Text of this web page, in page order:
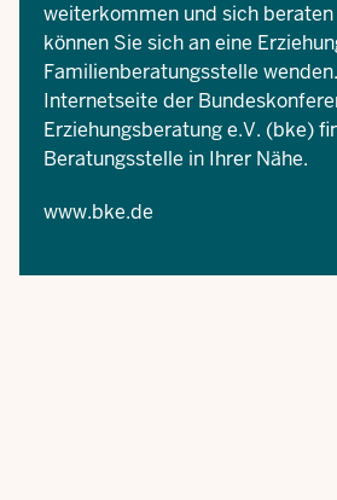
weiterkommen und sich
können Sie sich an eine
Familienberatungsstelle
Internetseite der
Erziehungsberatung e.V. (bke)
Beratungsstelle in Ihrer Nähe.
www.bke.de